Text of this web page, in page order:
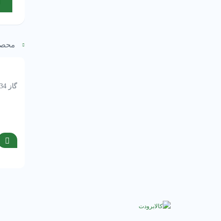
گاز R134 برند رفرون